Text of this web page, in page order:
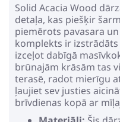
Solid Acacia Wood
detaļa, kas piešķir
piemērots pavasara
komplekts ir
izceļot dabīgā
brūnajām krāsām tas
terasē, radot mierīgu
ļaujiet sev justies
brīvdienas kopā ar